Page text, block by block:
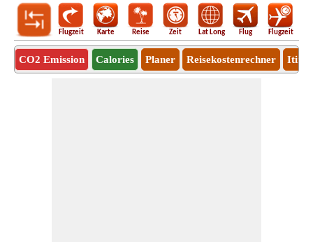
Flugzeit Karte Reise Zeit Lat Long Flug Flugzeit
CO2 Emission Calories Planer Reisekostenrechner